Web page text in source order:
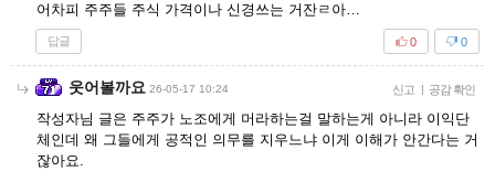
어차피 주주들 주식 가격이나 신경쓰는 거잔ㄹ아…
답글 0
0
웃어볼까요 26-05-17 10:24 신고 | 공감 확인
작성자님 글은 주주가 노조에게 머라하는걸 말하는게 아니라 이익단
체인데 왜 그들에게 공적인 의무를 지우느냐 이게 이해가 안간다는 거
잖아요.